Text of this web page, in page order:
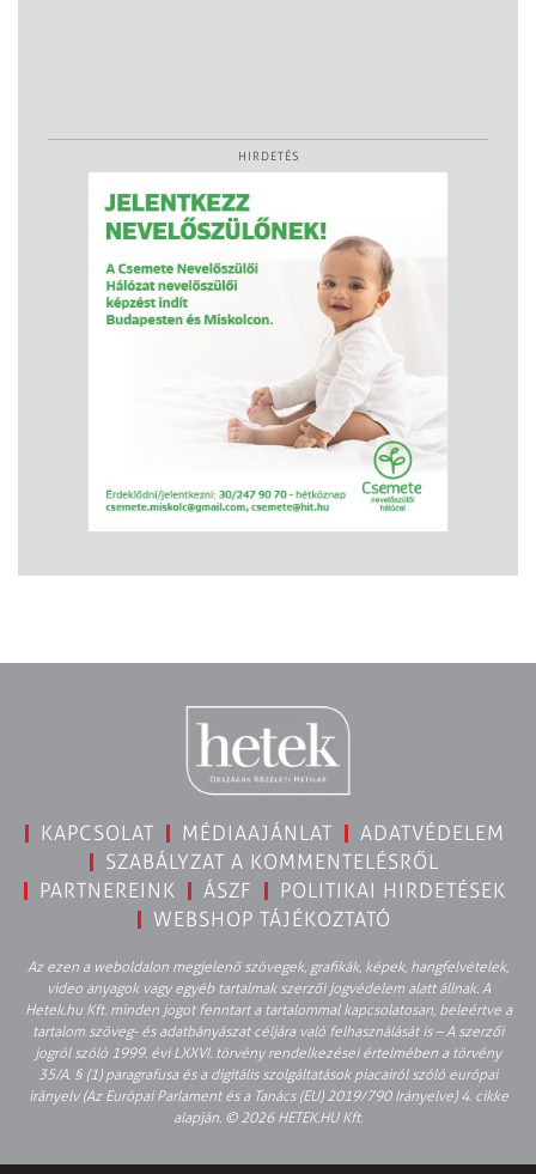
HIRDETÉS
KAPCSOLAT MÉDIAAJÁNLAT
ADATVÉDELEM
SZABÁLYZAT A KOMMENTELÉSRŐL
PARTNEREINK
ÁSZF
POLITIKAI HIRDETÉSEK
WEBSHOP TÁJÉKOZTATÓ
Az ezen a weboldalon megjelenő szövegek, grafikák, képek, hangfelvételek,
video anyagok vagy egyéb tartalmak szerzői jogvédelem alatt állnak. A
Hetek.hu Kft. minden jogot fenntart a tartalommal kapcsolatosan, beleértve a
tartalom szöveg- és adatbányászat céljára való felhasználását is – A szerzői
jogról szóló 1999. évi LXXVI. törvény rendelkezései értelmében a törvény
35/A. § (1) paragrafusa és a digitális szolgáltatások piacairól szóló európai
irányelv (Az Európai Parlament és a Tanács (EU) 2019/790 Irányelve) 4. cikke
alapján. © 2026 HETEK.HU Kft.